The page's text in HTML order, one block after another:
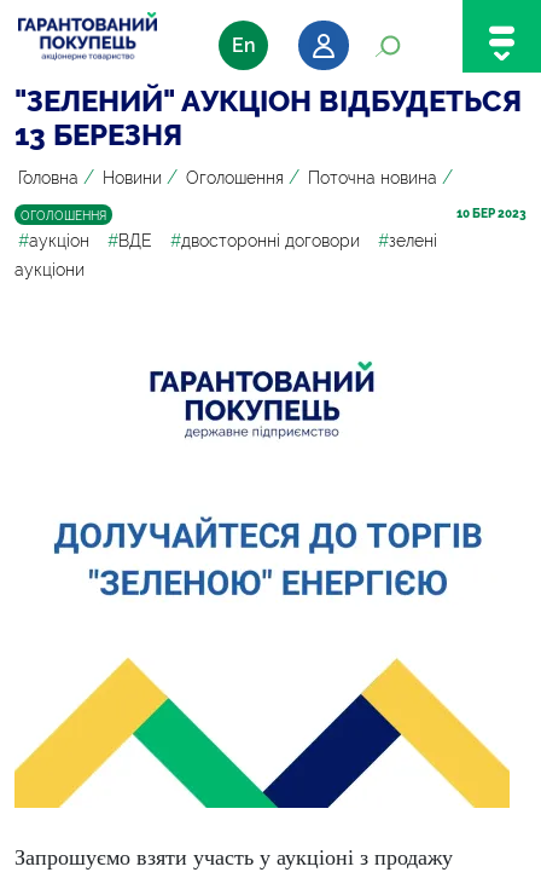
En
"ЗЕЛЕНИЙ" АУКЦІОН ВІДБУДЕТЬСЯ
13 БЕРЕЗНЯ
Головна / Новини / Оголошення / Поточна новина /
ОГОЛОШЕННЯ
#аукціон #ВДЕ #двосторонні договори #зелені
аукціони
10 БЕР 2023
Запрошуємо взяти участь у аукціоні з продажу